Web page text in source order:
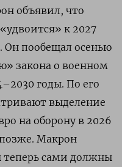
объявил, что
к 2027
Он пообещал осенью
закона о военном
годы. По его
выделение
на оборону в 2026
Макрон
теперь сами должны